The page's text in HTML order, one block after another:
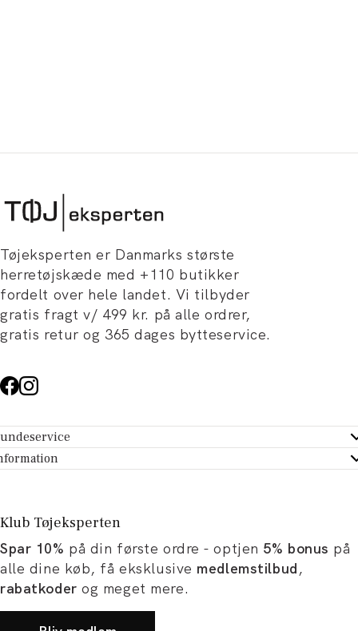
Tøjeksperten er Danmarks største
herretøjskæde med +110 butikker
fordelt over hele landet. Vi tilbyder
gratis fragt v/ 499 kr. på alle ordrer,
gratis retur og 365 dages bytteservice.
- Hjælpecenter
dit køb
Tøjeksperten
og artikler
og karriere
Klub Tøjeksperten
Spar 10% på din første ordre - optjen 5% bonus på
alle dine køb, få eksklusive medlemstilbud,
rabatkoder og meget mere.